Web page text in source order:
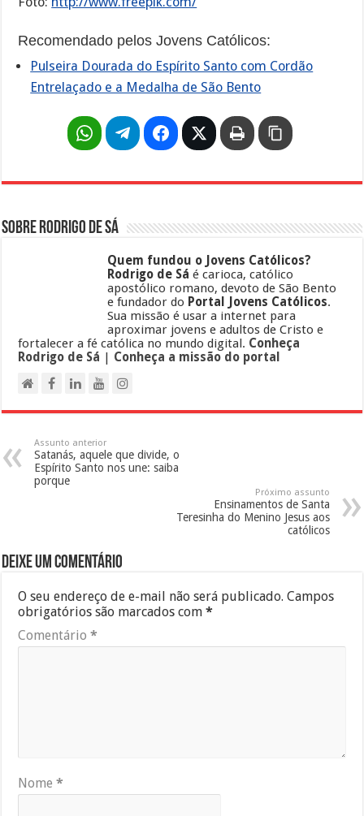
Recomendado pelos Jovens Católicos:
Pulseira Dourada do Espírito Santo com Cordão
Entrelaçado e a Medalha de São Bento
Sobre Rodrigo de Sá
Quem fundou o Jovens Católicos?
Rodrigo de Sá é carioca, católico
apostólico romano, devoto de São Bento
e fundador do Portal Jovens Católicos.
Sua missão é usar a internet para
aproximar jovens e adultos de Cristo e
fortalecer a fé católica no mundo digital. Conheça
Rodrigo de Sá | Conheça a missão do portal
Assunto anterior
Satanás, aquele que divide, o
Espírito Santo nos une: saiba
porque
Próximo assunto
Ensinamentos de Santa
Teresinha do Menino Jesus aos
católicos
Deixe um comentário
O seu endereço de e-mail não será publicado. Campos
obrigatórios são marcados com*
Comentário*
Nome*